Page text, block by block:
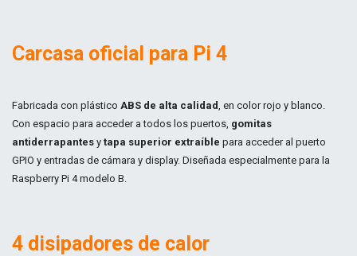
Carcasa oficial para Pi 4
Fabricada con plástico ABS de alta calidad, en color rojo y blanco.
Con espacio para acceder a todos los puertos, gomitas
antiderrapantes y tapa superior extraíble para acceder al puerto
GPIO y entradas de cámara y display. Diseñada especialmente para la
Raspberry Pi 4 modelo B.
4 disipadores de calor